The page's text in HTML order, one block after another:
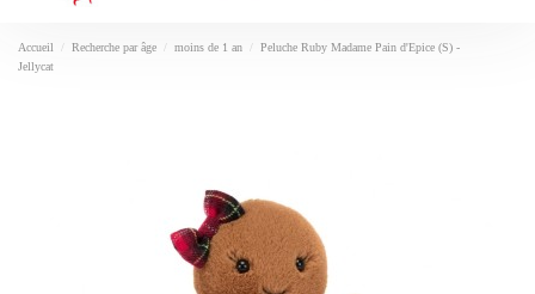
Accueil Recherche par âge moins de 1 an
Peluche Ruby Madame Pain d'Epice (S) -
Jellycat